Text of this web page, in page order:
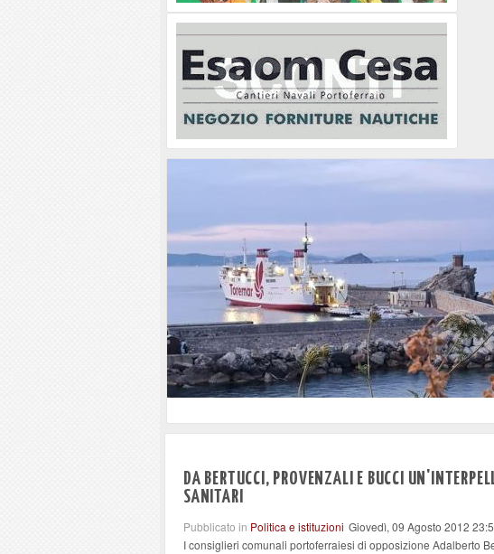
DA BERTUCCI, PROVENZALI E BUCCI
SANITARI
Pubblicato in Politica e istituzioni Giovedì, 09 Agosto 2012
I consiglieri comunali portoferraiesi di opposizione Adalberto